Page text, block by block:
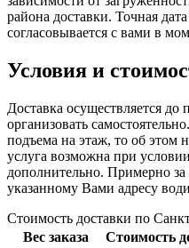
района доставки. Точная
согласовывается с вами в
Условия и
Доставка осуществляется
организовать
подъема на этаж, то об этом
услуга возможна при
дополнительно. Примерно
указанному Вами адресу
Стоимость доставки по
Вес заказа
Стоимость